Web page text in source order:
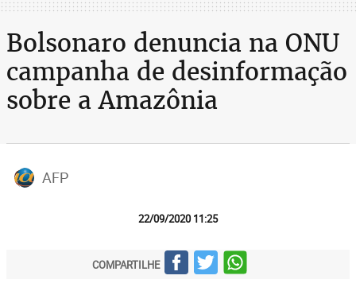
Bolsonaro denuncia na ONU
campanha de desinformação
sobre a Amazônia
AFP
22/09/2020 11:25
COMPARTILHE